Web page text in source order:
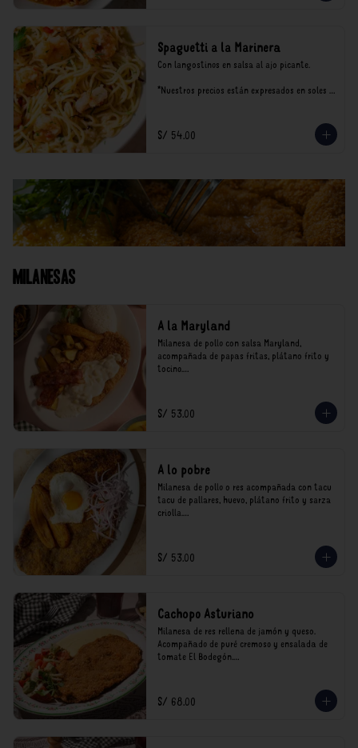
Spaguetti a la Marinera
Con langostinos en salsa al ajo picante.
*Nuestros precios están expresados en soles e
S/ 54.00
Milanesas
A la Maryland
Milanesa de pollo con salsa Maryland,
acompañada de papas fritas, plátano frito y
tocino.
incluyen impuestos de ley y recargo al
consumo.
S/ 53.00
A lo pobre
Milanesa de pollo o res acompañada con tacu
tacu de pallares, huevo, plátano frito y sarza
criolla.
incluyen impuestos de ley y recargo al
consumo.
S/ 53.00
Cachopo Asturiano
Milanesa de res rellena de jamón y queso.
Acompañado de puré cremoso y ensalada de
tomate El Bodegón.
incluyen impuestos de ley y recargo al
consumo.
S/ 68.00